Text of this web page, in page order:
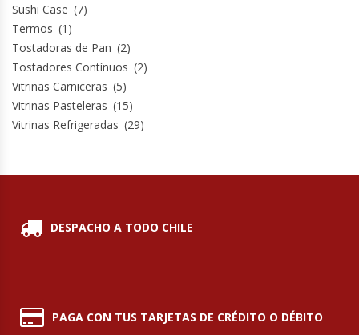
Sin Categoría
Sobadoras
Sushi Case
Termos
Tostadoras De Pan
Sushi Case (7)
Termos (1)
Tostadoras de Pan (2)
Tostadores Contínuos (2)
Vitrinas Carniceras (5)
Vitrinas Pasteleras (15)
Vitrinas Refrigeradas (29)
DESPACHO A TODO CHILE
PAGA CON TUS TARJETAS DE CRÉDITO O DÉBITO